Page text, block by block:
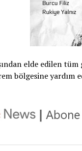
elde edilen
bölgesine yardım